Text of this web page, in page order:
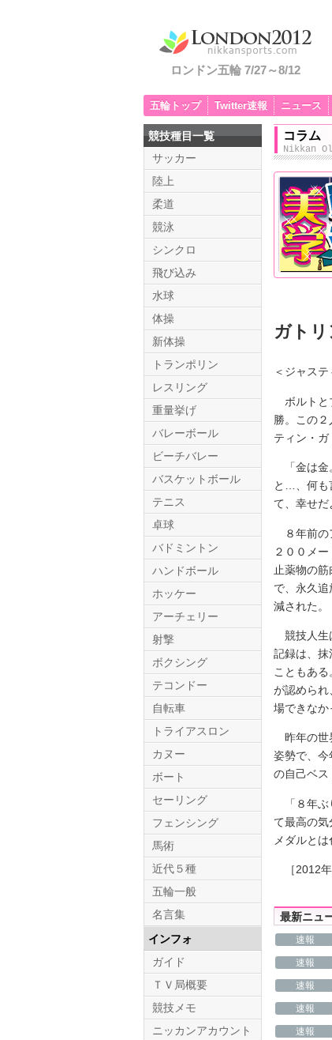
ロンドン五輪 7/27～8/12
五輪トップ Twitter速報 ニュース
コラム
Nikkan
ガト
＜ジャス
ボルトと
勝。この
ティン・ガ
「金は金
と…、何も
て、幸せだ
８年前の
２００メ
止薬物の
で、永久
減された。
競技人生
記録は、抹
こともあ
が認められ
場できなか
昨年の世
姿勢で、今
の自己ベス
「８年ぶ
て最高の
メダルと
［2012年
最新ニュ
速報
速報
速報
速報
速報
競技種目一覧
サッカー
陸上
柔道
競泳
シンクロ
飛び込み
水球
体操
新体操
トランポリン
レスリング
重量挙げ
バレーボール
ビーチバレー
バスケットボール
テニス
卓球
バドミントン
ハンドボール
ホッケー
アーチェリー
射撃
ボクシング
テコンドー
自転車
トライアスロン
カヌー
ボート
セーリング
フェンシング
馬術
近代５種
五輪一般
名言集
インフォ
ガイド
ＴＶ局概要
競技メモ
ニッカンアカウント
Twitter.com